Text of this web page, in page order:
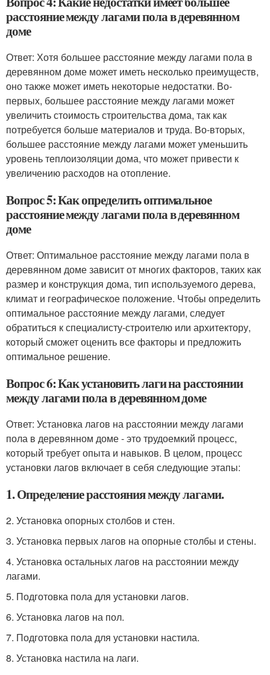
расстояние между лагами пола в деревянном
доме
Ответ: Хотя большее расстояние между лагами пола в
деревянном доме может иметь несколько преимуществ,
оно также может иметь некоторые недостатки. Во-
первых, большее расстояние между лагами может
увеличить стоимость строительства дома, так как
потребуется больше материалов и труда. Во-вторых,
большее расстояние между лагами может уменьшить
уровень теплоизоляции дома, что может привести к
увеличению расходов на отопление.
Вопрос 5: Как определить оптимальное
расстояние между лагами пола в деревянном
доме
Ответ: Оптимальное расстояние между лагами пола в
деревянном доме зависит от многих факторов, таких как
размер и конструкция дома, тип используемого дерева,
климат и географическое положение. Чтобы определить
оптимальное расстояние между лагами, следует
обратиться к специалисту-строителю или архитектору,
который сможет оценить все факторы и предложить
оптимальное решение.
Вопрос 6: Как установить лаги на расстоянии
между лагами пола в деревянном доме
Ответ: Установка лагов на расстоянии между лагами
пола в деревянном доме - это трудоемкий процесс,
который требует опыта и навыков. В целом, процесс
установки лагов включает в себя следующие этапы:
1. Определение расстояния между лагами.
2. Установка опорных столбов и стен.
3. Установка первых лагов на опорные столбы и стены.
4. Установка остальных лагов на расстоянии между
лагами.
5. Подготовка пола для установки лагов.
6. Установка лагов на пол.
7. Подготовка пола для установки настила.
8. Установка настила на лаги.